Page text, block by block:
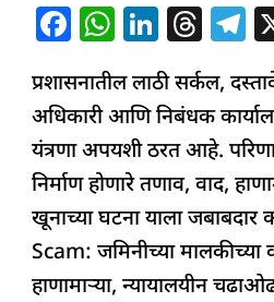
F
c
e
b
o
o
k
W
at
s
A
p
p
Li
n
k
e
dI
n
T
re
a
d
s
T
e
g
प्रशासनातील लाठी सर्कल,
अधिकारी आणि निबंधक
यंत्रणा अपयशी ठरत आहे.
निर्माण होणारे तणाव, वाद,
खूनाच्या घटना याला
Scam: जमिनीच्या मालकीच्या
हाणामाऱ्या, न्यायालयीन